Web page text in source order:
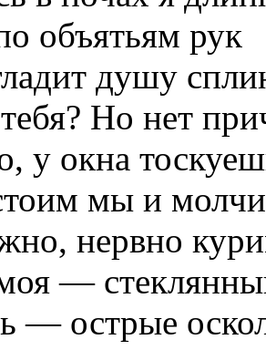
объятьям рук
душу
Но нет
у окна
мы и
нервно
—
— острые